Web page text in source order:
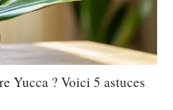
Yucca ? Voici 5 astuces